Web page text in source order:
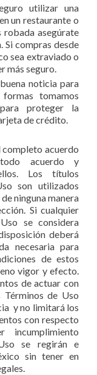
utilizar una
un restaurante o
asegúrate
compras desde
sea extraviado o
más seguro.
noticia para
tomamos
proteger la
de crédito.
completo acuerdo
acuerdo y
Los títulos
son utilizados
ninguna manera
Si cualquier
se considera
deberá
necesaria para
de estos
vigor y efecto.
de actuar con
de Uso
y no limitará los
con respecto
se regirán e
sin tener en